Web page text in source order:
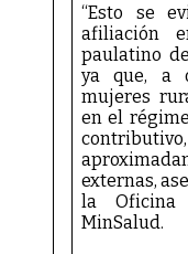
“Esto se
afiliación
paulatino
ya que, a
mujeres
en el
externas,
la Oficina
MinSalud.